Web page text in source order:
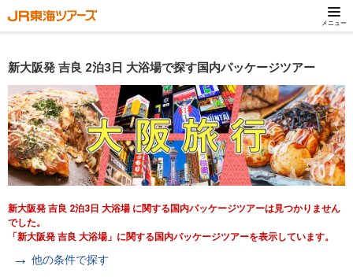
メニュー
新大阪発 吉良 2泊3日 大浴場で探す国内パッケージツアー
新大阪発 吉良 2泊3日 大浴場 に関する国内パッケージツアーは見つかりません
でした。
「新大阪発 吉良 大浴場」に関する国内パッケージツアーを表示しています。
他の条件で探す